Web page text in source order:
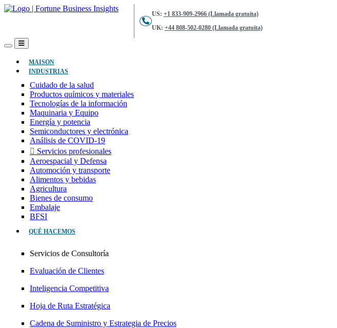
US: +1 833-909-2966 (Llamada gratuita)
UK: +44 808-502-0280 (Llamada gratuita)
MAISON(ACTUAL)
INDUSTRIAS
Cuidado de la salud
Productos químicos y materiales
Tecnologías de la información
Maquinaria y Equipo
Energía y potencia
Semiconductores y electrónica
Análisis de COVID-19
Servicios profesionales
Aeroespacial y Defensa
Automoción y transporte
Alimentos y bebidas
Agricultura
Bienes de consumo
Embalaje
BFSI
QUÉ HACEMOS
Servicios de Consultoría
Evaluación de Clientes
Inteligencia Competitiva
Hoja de Ruta Estratégica
Cadena de Suministro y Estrategia de Precios